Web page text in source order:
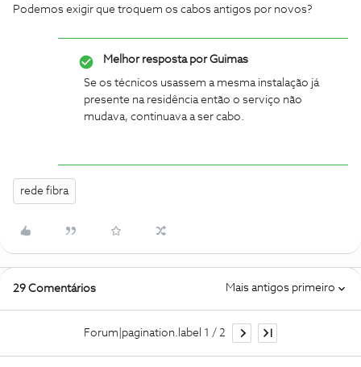
Podemos exigir que troquem os cabos antigos por novos?
Melhor resposta porGuimas
Se os técnicos usassem a mesma instalação já
presente na residência então o serviço não
mudava, continuava a ser cabo.
rede fibra
29 Comentários Mais antigos primeiro
Forum|pagination.label 1 / 2